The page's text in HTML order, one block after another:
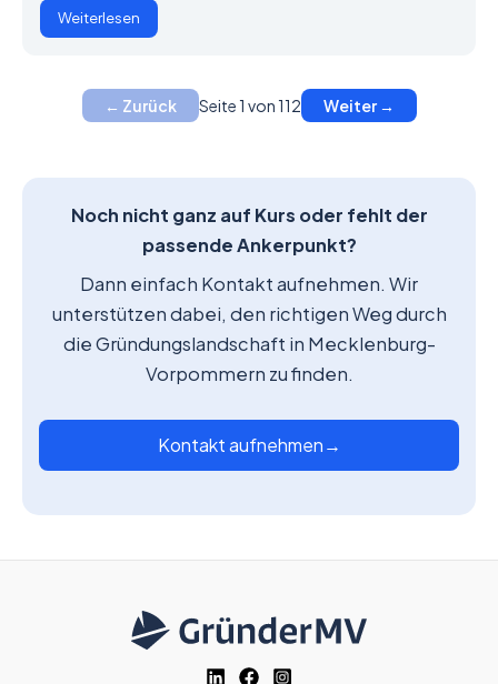
Weiterlesen
← Zurück Seite 1 von 112 Weiter →
Noch nicht ganz auf Kurs oder fehlt der
passende Ankerpunkt?
Dann einfach Kontakt aufnehmen. Wir
unterstützen dabei, den richtigen Weg durch
die Gründungslandschaft in Mecklenburg-
Vorpommern zu finden.
Kontakt aufnehmen→